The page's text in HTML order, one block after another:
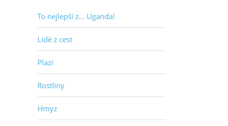
To nejlepší z... Uganda!
Lidé z cest
Plazi
Rostliny
Hmyz